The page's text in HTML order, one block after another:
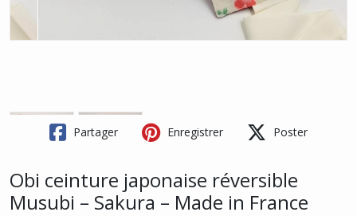
Partager Enregistrer Poster
Obi ceinture japonaise réversible
Musubi – Sakura – Made in France